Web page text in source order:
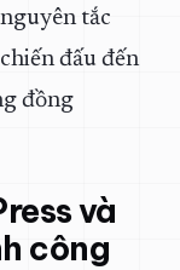
tắc
đấu đến
đồng
và
công